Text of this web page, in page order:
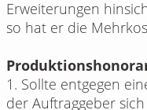
Erweiterungen
so hat er die
1. Sollte entgegen
der Auftraggeber